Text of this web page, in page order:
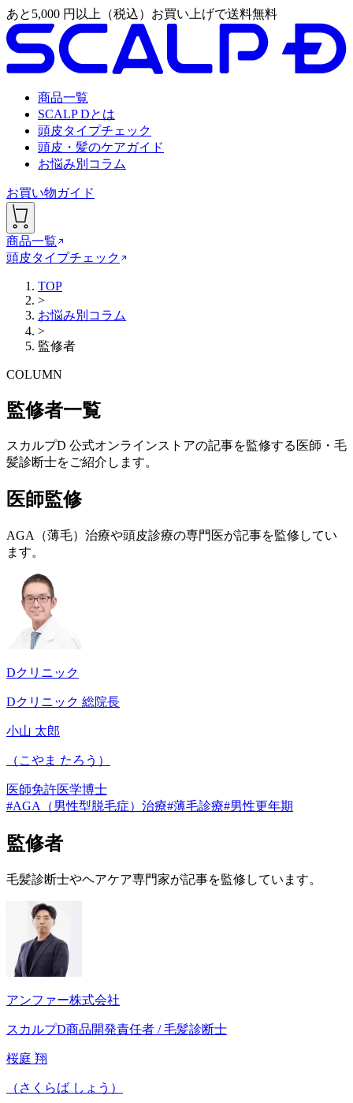
あと 5,000 円以上（税込）お買い上げで送料無料
商品一覧
SCALP Dとは
頭皮タイプチェック
頭皮・髪のケアガイド
お悩み別コラム
お買い物ガイド
商品一覧
頭皮タイプチェック
TOP
>
お悩み別コラム
>
監修者
COLUMN
監修者一覧
スカルプD 公式オンラインストアの記事を監修する医師・毛
髪診断士をご紹介します。
医師監修
AGA（薄毛）治療や頭皮診療の専門医が記事を監修してい
ます。
Dクリニック
Dクリニック 総院長
小山 太郎
（ こやま たろう ）
医師免許医学博士
#AGA（男性型脱毛症）治療#薄毛診療#男性更年期
監修者
毛髪診断士やヘアケア専門家が記事を監修しています。
アンファー株式会社
スカルプD商品開発責任者 / 毛髪診断士
桜庭 翔
（ さくらば しょう ）